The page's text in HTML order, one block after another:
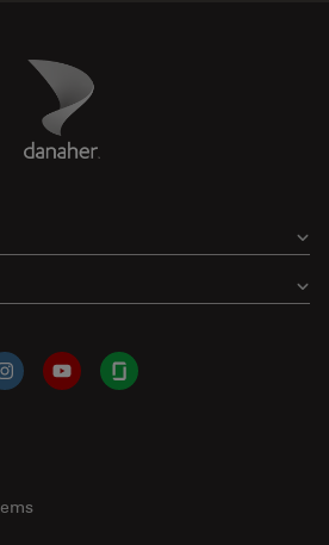
Danaher Logo
InstagramYouTubeGlassdoor